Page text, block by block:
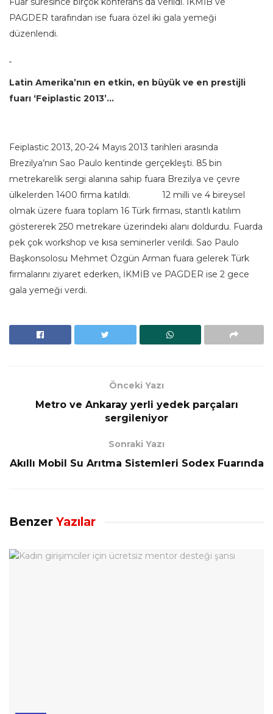
PAGDER tarafından ise fuara özel iki gala yemeği
düzenlendi.
Latin Amerika’nın en etkin, en büyük ve en prestijli
fuarı ‘Feiplastic 2013’…
Feiplastic 2013, 20-24 Mayıs 2013 tarihleri arasında
Brezilya’nın Sao Paulo kentinde gerçekleşti. 85 bin
metrekarelik sergi alanına sahip fuara Brezilya ve çevre
ülkelerden 1400 firma katıldı. 12 milli ve 4 bireysel
olmak üzere fuara toplam 16 Türk firması, stantlı katılım
göstererek 250 metrekare üzerindeki alanı doldurdu. Fuarda
pek çok workshop ve kısa seminerler verildi. Sao Paulo
Başkonsolosu Mehmet Özgün Arman fuara gelerek Türk
firmalarını ziyaret ederken, İKMİB ve PAGDER ise 2 gece
gala yemeği verdi.
Önceki Yazı
Metro ve Ankaray yerli yedek parçaları
sergileniyor
Sonraki Yazı
Akıllı Mobil Su Arıtma Sistemleri Sodex Fuarında
Benzer Yazılar